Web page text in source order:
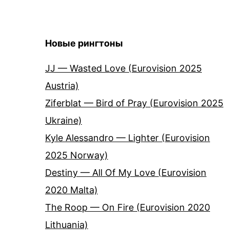
Новые рингтоны
JJ — Wasted Love (Eurovision 2025
Austria)
Ziferblat — Bird of Pray (Eurovision 2025
Ukraine)
Kyle Alessandro — Lighter (Eurovision
2025 Norway)
Destiny — All Of My Love (Eurovision
2020 Malta)
The Roop — On Fire (Eurovision 2020
Lithuania)